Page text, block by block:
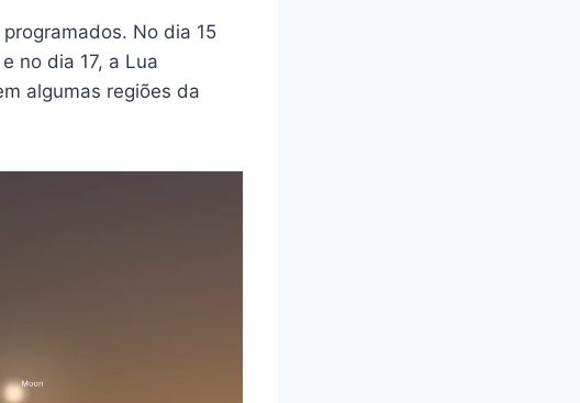
No dia 15
no dia 17, a Lua
algumas regiões da